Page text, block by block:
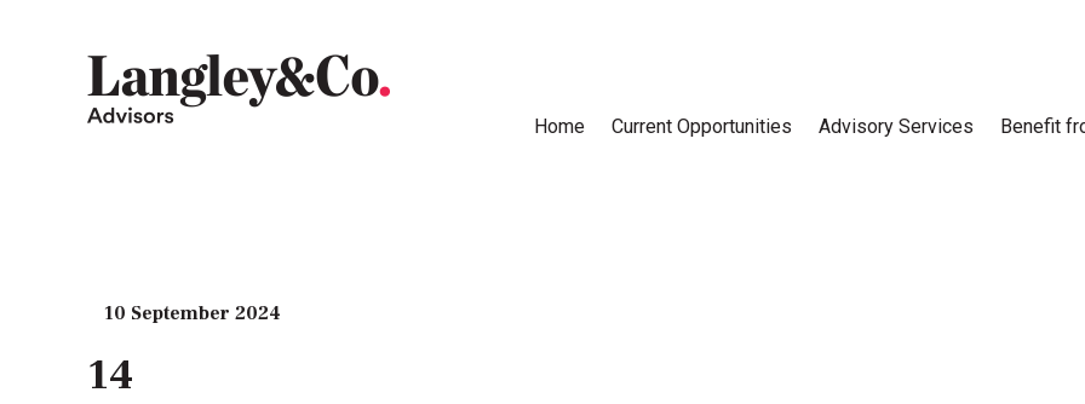
Home Current Opportunities Advisory Services Benefit
10 September 2024
14